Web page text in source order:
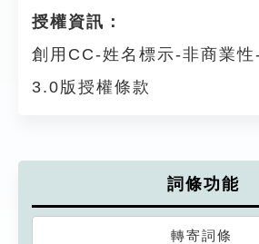
授權資訊：
創用CC-姓名標示-非商業
3.0版授權條款
詞條功能
轉寄詞條